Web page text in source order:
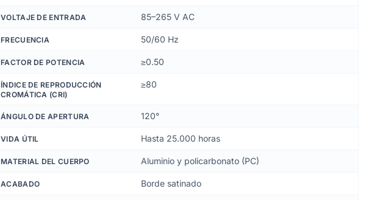
VOLTAJE DE ENTRADA 85–265 V AC
FRECUENCIA 50/60 Hz
FACTOR DE POTENCIA ≥0.50
ÍNDICE DE REPRODUCCIÓN
CROMÁTICA (CRI)
≥80
ÁNGULO DE APERTURA 120°
VIDA ÚTIL Hasta 25.000 horas
MATERIAL DEL CUERPO Aluminio y policarbonato (PC)
ACABADO Borde satinado